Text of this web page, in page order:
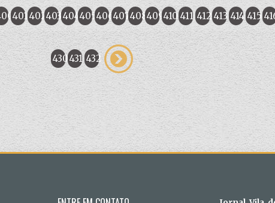
401 402403404405406407408409410 411 412 413 414 415
430431 432